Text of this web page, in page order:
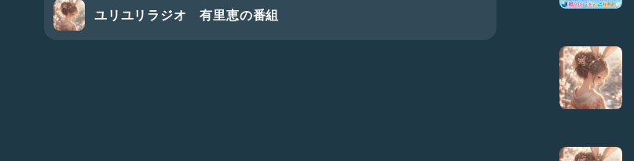
#ひとり語り
#音楽
ユリユリラジオ 有里恵の番組